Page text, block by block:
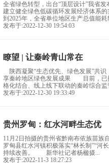
全省绿色转型，出台“顶层设计”我省
建立健全绿色低碳循环发展经济体系
到2025年，全省单位地区生产总值能耗
发布于:2022-12-30 19:54:03
瞭望 | 让秦岭青山常在
陕西凝聚“生态优先、绿色发展”共
享秦岭地区绿色发展成果 目前，已接
格化结合、线上线下联动的秦岭综合监
发布于:2022-12-30 19:33:49
贵州罗甸：红水河畔生态优
11月2日拍摄的贵州省黔南布依族苗
罗甸县红水河镇积极落实“林长制”“河
持续改善。 新华社记者杨楹摄...
发布于:2022-11-3 18:27:23